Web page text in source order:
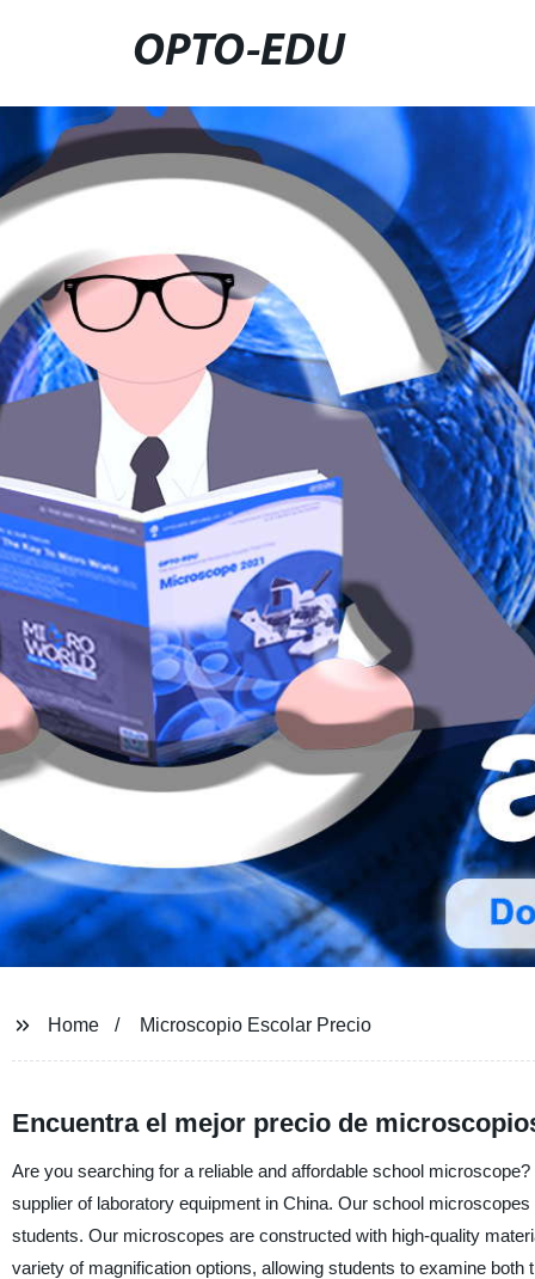
OPTO-EDU
Home Microscopio Escolar Precio
Encuentra el mejor precio de
Are you searching for a reliable and affordable school
supplier of laboratory equipment in China. Our school
students. Our microscopes are constructed with high-quality
variety of magnification options, allowing students to examine